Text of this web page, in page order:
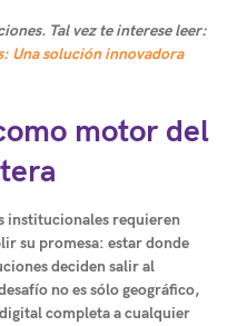
Tal vez te interese leer:
Una solución innovadora
motor del
institucionales requieren
su promesa: estar donde
deciden salir al
no es sólo geográfico,
completa a cualquier